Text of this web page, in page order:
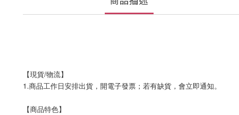
【現貨/物流】
1.商品工作日安排出貨，開電子發票；若有缺貨，會立即通知。
【商品特色】